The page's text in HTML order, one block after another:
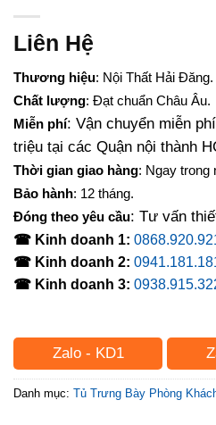
Liên Hệ
Thương hiệu: Nội Thất Hải Đăng.
Chất lượng: Đạt chuẩn Châu Âu.
Miễn phí: Vận chuyển miễn
triệu tại các Quận nội thành
Thời gian giao hàng: Ngay trong
Bảo hành: 12 tháng.
Đóng theo yêu cầu: Tư vấn
☎ Kinh doanh 1:
☎ Kinh doanh 2:
☎ Kinh doanh 3:
Zalo - KD1
Danh mục: Tủ Trưng Bày Phòng